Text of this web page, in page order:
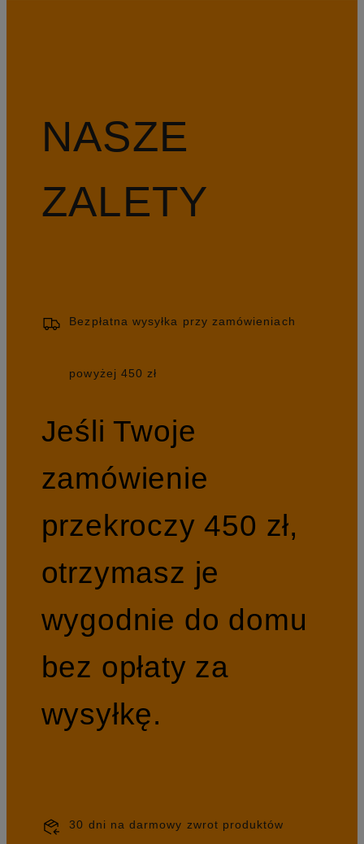
NASZE
ZALETY
Bezpłatna wysyłka przy zamówieniach
powyżej 450 zł
Jeśli Twoje
zamówienie
przekroczy 450 zł,
otrzymasz je
wygodnie do domu
bez opłaty za
wysyłkę.
30 dni na darmowy zwrot produktów